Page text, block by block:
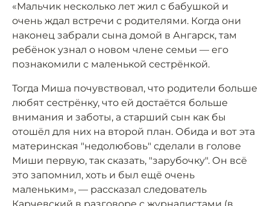
«Мальчик несколько лет жил с бабушкой и
очень ждал встречи с родителями. Когда они
наконец забрали сына домой в Ангарск, там
ребёнок узнал о новом члене семьи — его
познакомили с маленькой сестрёнкой.
Тогда Миша почувствовал, что родители больше
любят сестрёнку, что ей достаётся больше
внимания и заботы, а старший сын как бы
отошёл для них на второй план. Обида и вот эта
материнская "недолюбовь" сделали в голове
Миши первую, так сказать, "зарубочку". Он всё
это запомнил, хоть и был ещё очень
маленьким», — рассказал следователь